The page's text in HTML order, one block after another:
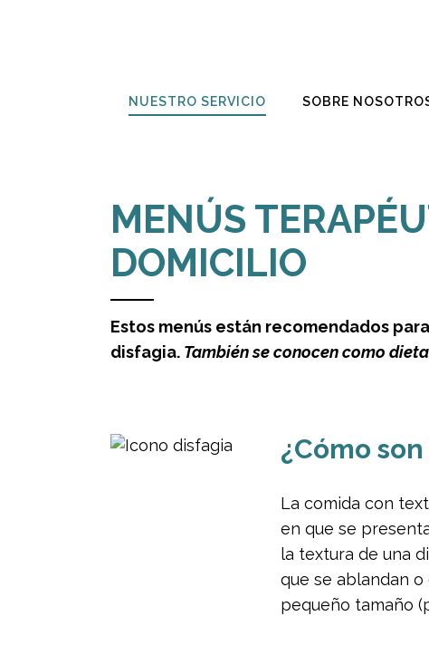
NUESTRO SERVICIO SOBRE
MENÚS
DOMICILIO
Estos menús están recomendados
disfagia. También se conocen como
¿Cómo
La comida con
en que se
la textura de una
que se ablandan
pequeño tamaño